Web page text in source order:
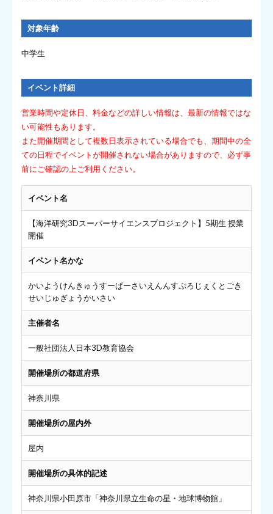
対象年齢
中学生
イベント詳細
営業時間や定休日、料金などの詳しい情報は、最新の情報ではな
い可能性もあります。
また開催期間として複数日表示されている場合でも、期間中の全
ての日程でイベントが開催されない場合がありますので、必ず事
前にご確認の上ご利用ください。
イベント名
【海洋研究3Dスーパーサイエンスプロジェクト】5期生 授業
開催
イベント名かな
かいようけんきゅうすーぱーさいえんんすぷろじぇくとごき
せいじゅぎょうかいさい
主催者名
一般社団法人日本3D教育協会
開催場所の都道府県
神奈川県
開催場所の屋内外
屋内
開催場所の具体的記述
神奈川県小田原市「神奈川県立生命の星・地球博物館」